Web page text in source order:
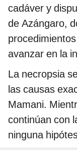
cadáver y
de Azángaro,
avanzar en la
La necropsia
las causas
Mamani.
continúan con
ninguna